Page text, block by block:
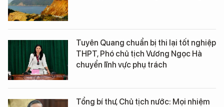
Tuyên Quang chuẩn bị thi lại tốt nghiệp
THPT, Phó chủ tịch Vương Ngọc Hà
chuyển lĩnh vực phụ trách
Tổng bí thư, Chủ tịch nước: Mọi nhiệm